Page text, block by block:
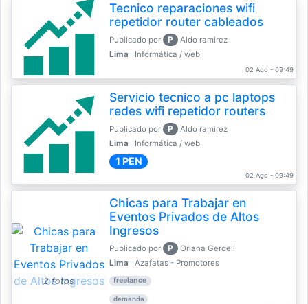
Tecnico reparaciones wifi
repetidor router cableados
Publicado por P
Aldo ramirez
Lima
Informática / web
02 Ago - 09:49
Servicio tecnico a pc laptops
redes wifi repetidor routers
Publicado por P
Aldo ramirez
Lima
Informática / web
1 PEN
02 Ago - 09:49
2 fotos
Chicas para Trabajar en
Eventos Privados de Altos
Ingresos
Publicado por P
Oriana Gerdell
Lima
Azafatas - Promotores
freelance
demanda